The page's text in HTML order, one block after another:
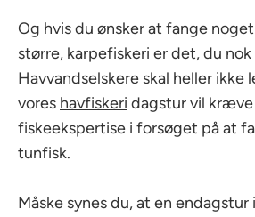
Og hvis du ønsker at fange noget
større, karpefiskeri er det, du
Havvandselskere skal heller
vores havfiskeri dagstur vil kræve
fiskeekspertise i forsøget på at
tunfisk.
Måske synes du, at en endagstur